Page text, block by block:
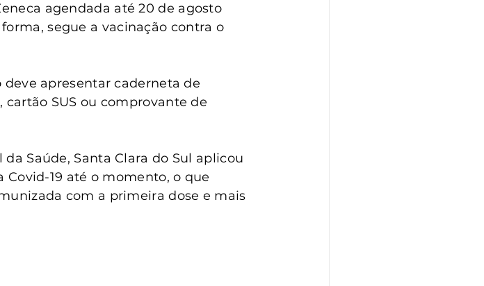
agendada até 20 de agosto
segue a vacinação contra o
deve apresentar caderneta de
SUS ou comprovante de
Saúde, Santa Clara do Sul aplicou
Covid-19 até o momento, o que
com a primeira dose e mais